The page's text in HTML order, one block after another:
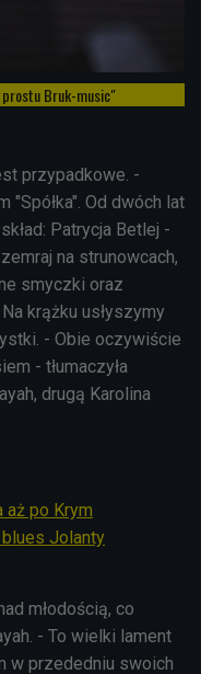
prostu Bruk-music"
przypadkowe. -
"Spółka". Od dwóch lat
Patrycja Betlej -
na strunowcach,
smyczki oraz
krążku usłyszymy
- Obie oczywiście
- tłumaczyła
drugą Karolina
aż po Krym
Jolanty
młodością, co
- To wielki lament
w przededniu swoich